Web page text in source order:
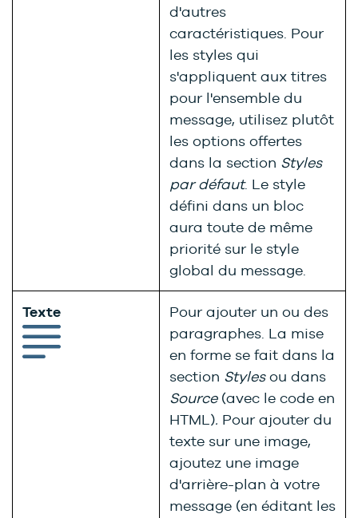
d'autres
caractéristiques. Pour
les styles qui
s'appliquent aux titres
pour l'ensemble du
message, utilisez plutôt
les options offertes
dans la section Styles
par défaut. Le style
défini dans un bloc
aura toute de même
priorité sur le style
global du message.
Texte
Pour ajouter un ou des
paragraphes. La mise
en forme se fait dans la
section Stylesou dans
Source(avec le code en
HTML). Pour ajouter du
texte sur une image,
ajoutez une image
d'arrière-plan à votre
message (en éditant les